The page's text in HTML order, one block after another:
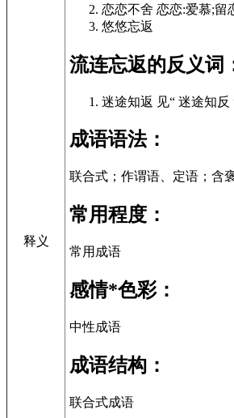
释义
恋恋不舍 恋恋:爱慕;留
悠悠忘返
流连忘返的反义词
迷途知返 见“ 迷途知反
成语语法：
联合式；作谓语、定语；含
常用程度：
常用成语
感情*色彩：
中性成语
成语结构：
联合式成语